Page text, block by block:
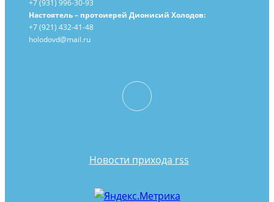
+7 (931) 996-30-93
Настоятель – протоиерей Дионисий Холодов:
+7 (921) 432-41-48
holodovd@mail.ru
Новости прихода rss